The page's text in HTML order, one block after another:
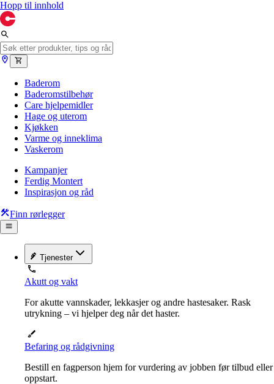
Hopp til innhold
Baderom
Baderomstilbehør
Care hjelpemidler
Hage og uterom
Kjøkken
Varme og inneklima
Vaskerom
Kampanjer
Ferdig Montert
Inspirasjon og råd
Finn rørlegger
Tjenester
Akutt og vakt
For akutte vannskader, lekkasjer og andre hastesaker. Rask
utrykning – vi hjelper deg når det haster.
Befaring og rådgivning
Bestill en fagperson hjem for vurdering av jobben før tilbud eller
oppstart.